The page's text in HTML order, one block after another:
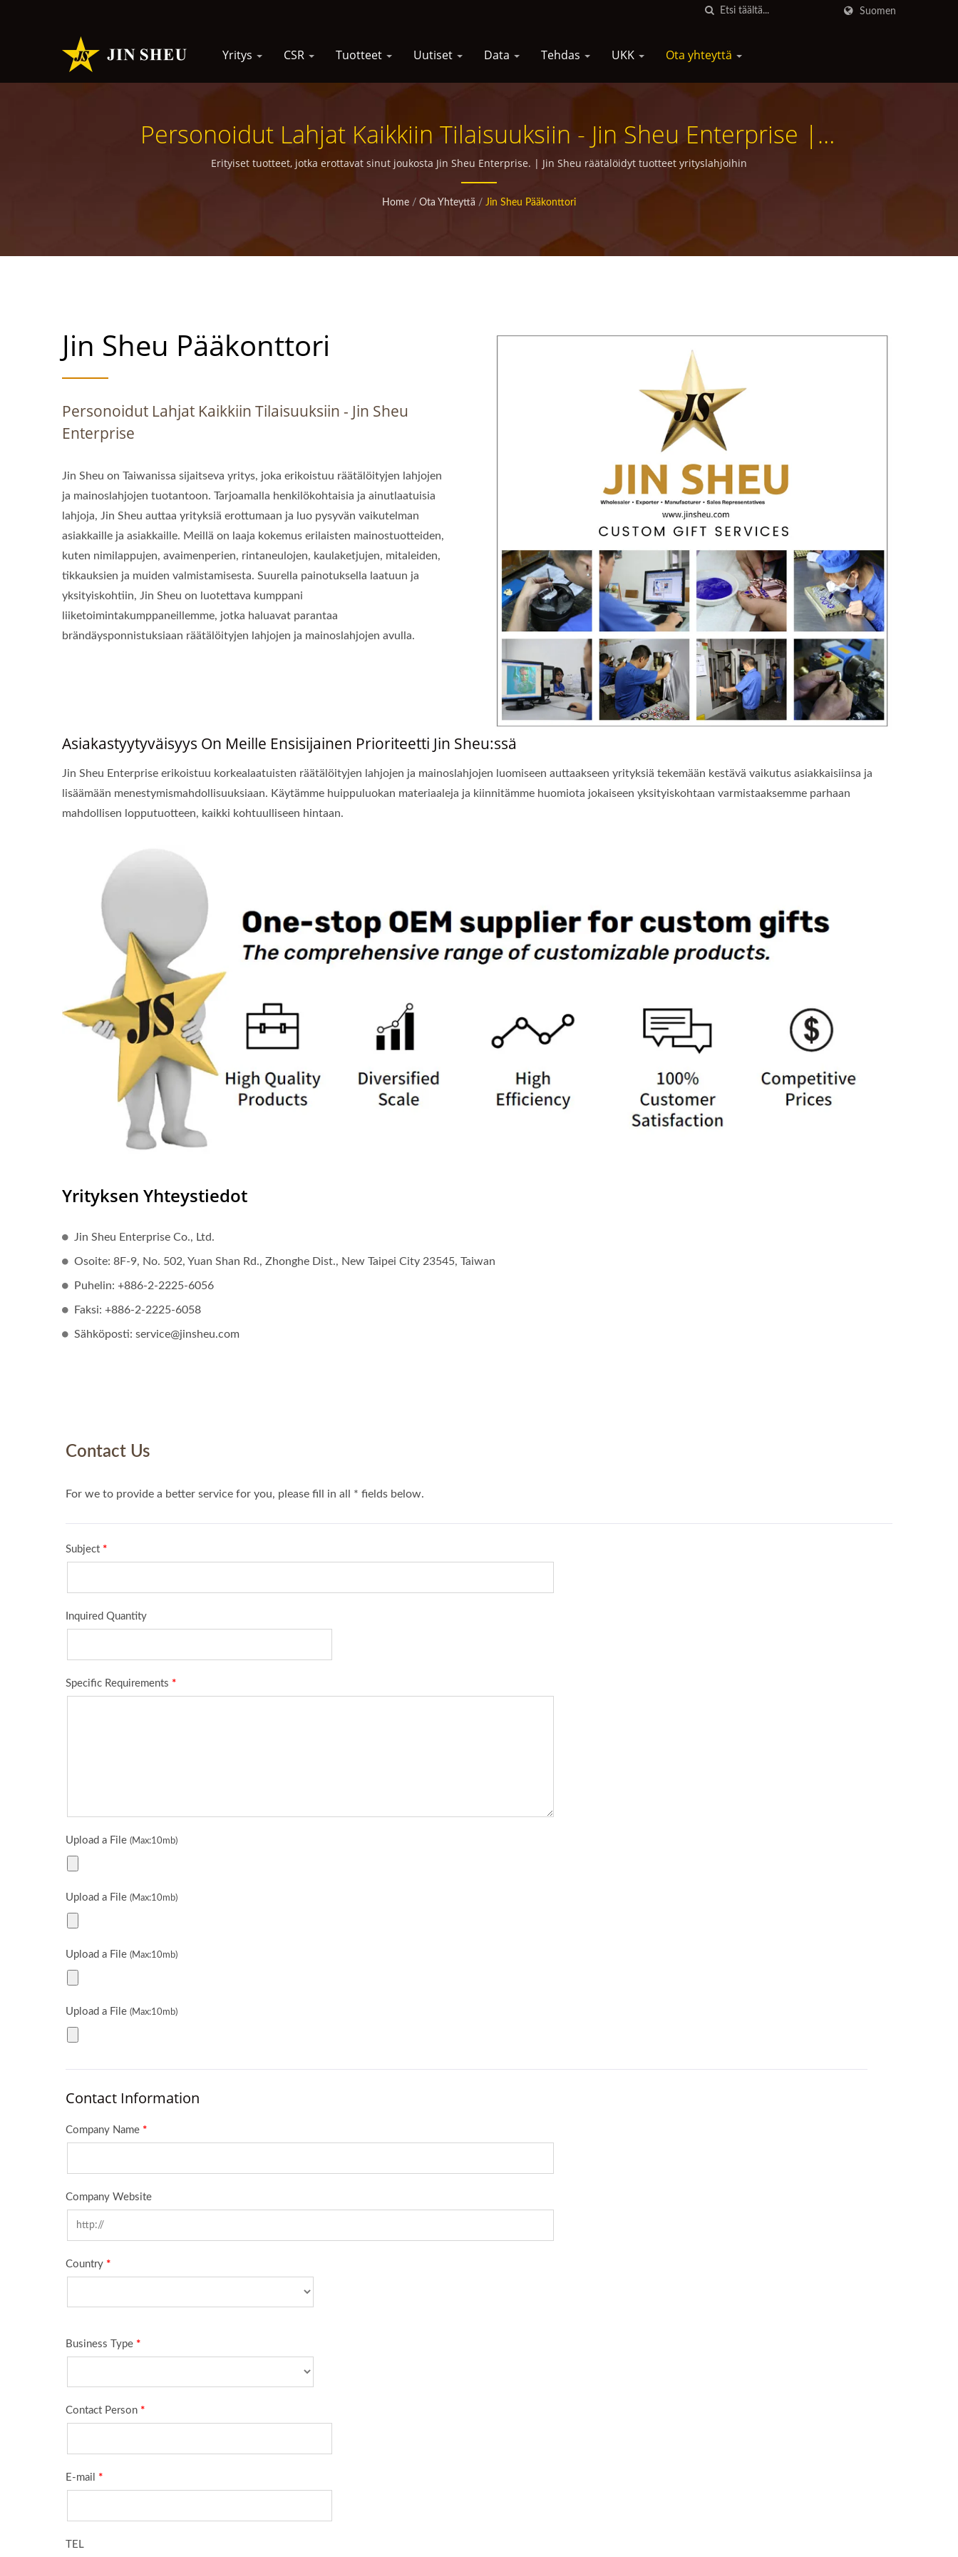
Suomen
Yritys CSR Tuotteet Uutiset Data Tehdas UKK Ota yhteyttä
Personoidut Lahjat Kaikkiin Tilaisuuksiin - Jin Sheu Enterprise |
Räätälöityjen Mainontatuotteiden Valmistaja, Jolla On Yli 30 Vuoden
Kokemus
Erityiset tuotteet, jotka erottavat sinut joukosta Jin Sheu Enterprise. | Jin Sheu räätälöidyt tuotteet yrityslahjoihin
Home / Ota Yhteyttä / Jin Sheu Pääkonttori
Jin Sheu Pääkonttori
Personoidut Lahjat Kaikkiin Tilaisuuksiin - Jin Sheu
Enterprise
Jin Sheu on Taiwanissa sijaitseva yritys, joka erikoistuu räätälöityjen lahjojen
ja mainoslahjojen tuotantoon. Tarjoamalla henkilökohtaisia ja ainutlaatuisia
lahjoja, Jin Sheu auttaa yrityksiä erottumaan ja luo pysyvän vaikutelman
asiakkaille ja asiakkaille. Meillä on laaja kokemus erilaisten mainostuotteiden,
kuten nimilappujen, avaimenperien, rintaneulojen, kaulaketjujen, mitaleiden,
tikkauksien ja muiden valmistamisesta. Suurella painotuksella laatuun ja
yksityiskohtiin, Jin Sheu on luotettava kumppani
liiketoimintakumppaneillemme, jotka haluavat parantaa
brändäysponnistuksiaan räätälöityjen lahjojen ja mainoslahjojen avulla.
Asiakastyytyväisyys On Meille Ensisijainen Prioriteetti Jin Sheu:ssä
Jin Sheu Enterprise erikoistuu korkealaatuisten räätälöityjen lahjojen ja mainoslahjojen luomiseen auttaakseen yrityksiä tekemään kestävä vaikutus asiakkaisiinsa ja
lisäämään menestymismahdollisuuksiaan. Käytämme huippuluokan materiaaleja ja kiinnitämme huomiota jokaiseen yksityiskohtaan varmistaaksemme parhaan
mahdollisen lopputuotteen, kaikki kohtuulliseen hintaan.
Yrityksen Yhteystiedot
Jin Sheu Enterprise Co., Ltd.
Osoite: 8F-9, No. 502, Yuan Shan Rd., Zhonghe Dist., New Taipei City 23545, Taiwan
Puhelin: +886-2-2225-6056
Faksi: +886-2-2225-6058
Sähköposti: service@jinsheu.com